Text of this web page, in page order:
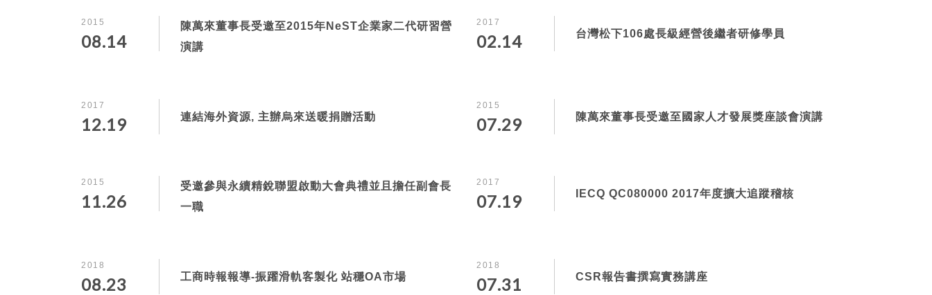
2015
08.14
陳萬來董事長受邀至2015年NeST企業家二代研習營
演講
2017
02.14 台灣松下106處長級經營後繼者研修學員
2017
12.19 連結海外資源, 主辦烏來送暖捐贈活動
2015
07.29 陳萬來董事長受邀至國家人才發展獎座談會演講
2015
11.26
受邀參與永續精銳聯盟啟動大會典禮並且擔任副會長
一職
2017
07.19 IECQ QC080000 2017年度擴大追蹤稽核
2018
08.23 工商時報報導-振躍滑軌客製化 站穩OA市場
2018
07.31 CSR報告書撰寫實務講座